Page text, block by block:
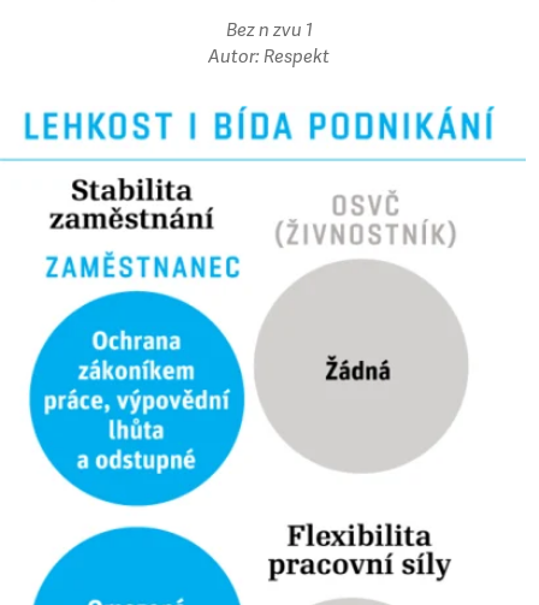
Bez n zvu 1
Autor: Respekt